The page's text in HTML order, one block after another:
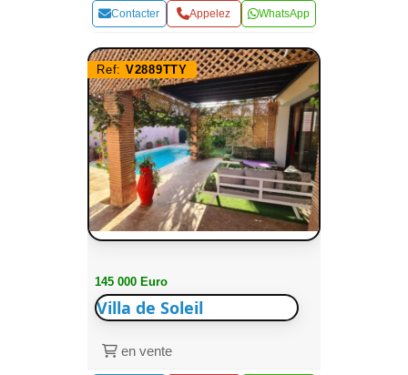
Contacter Appelez WhatsApp
Ref: V2889TTY
145 000 Euro
Villa de Soleil
en vente